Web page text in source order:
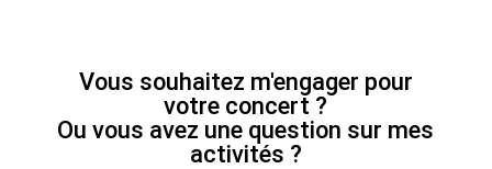
Vous souhaitez m'engager pour
votre concert ?
Ou vous avez une question sur mes
activités ?